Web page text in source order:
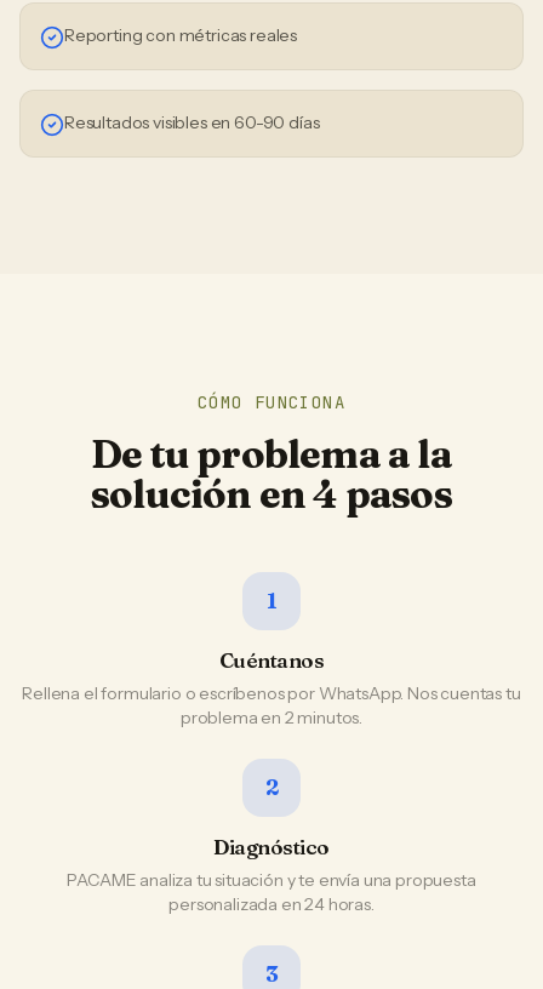
Reporting con métricas reales
Resultados visibles en 60-90 días
CÓMO FUNCIONA
De tu problema a la
solución en 4 pasos
1
Cuéntanos
Rellena el formulario o escríbenos por WhatsApp. Nos cuentas tu
problema en 2 minutos.
2
Diagnóstico
PACAME analiza tu situación y te envía una propuesta
personalizada en 24 horas.
3